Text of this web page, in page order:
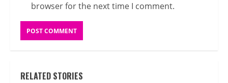
browser for the next time I comment.
RELATED STORIES